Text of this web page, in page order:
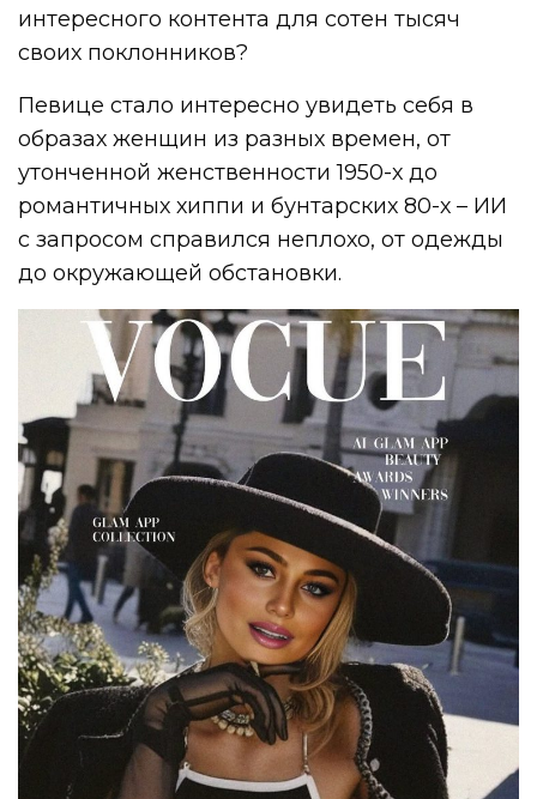
интересного контента для сотен тысяч
своих поклонников?
Певице стало интересно увидеть себя в
образах женщин из разных времен, от
утонченной женственности 1950-х до
романтичных хиппи и бунтарских 80-х – ИИ
с запросом справился неплохо, от одежды
до окружающей обстановки.